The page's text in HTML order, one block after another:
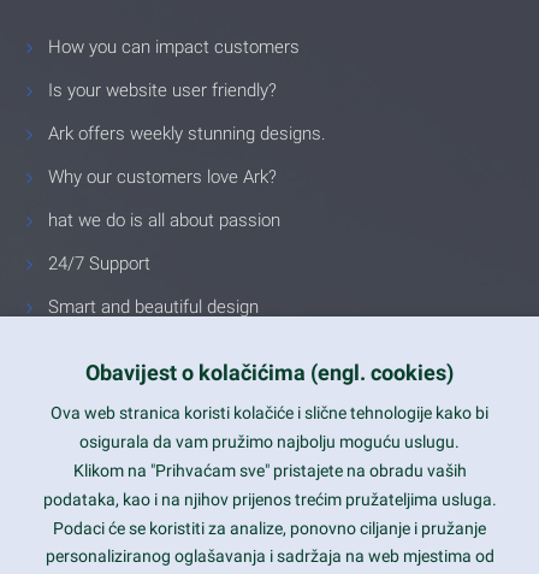
How you can impact customers
Is your website user friendly?
Ark offers weekly stunning designs.
Why our customers love Ark?
hat we do is all about passion
24/7 Support
Smart and beautiful design
Latest trends and much more...
Contact Info
Obavijest o kolačićima (engl. cookies)
Ova web stranica koristi kolačiće i slične tehnologije kako bi
osigurala da vam pružimo najbolju moguću uslugu.
Klikom na "Prihvaćam sve" pristajete na obradu vaših
podataka, kao i na njihov prijenos trećim pružateljima usluga.
Podaci će se koristiti za analize, ponovno ciljanje i pružanje
personaliziranog oglašavanja i sadržaja na web mjestima od